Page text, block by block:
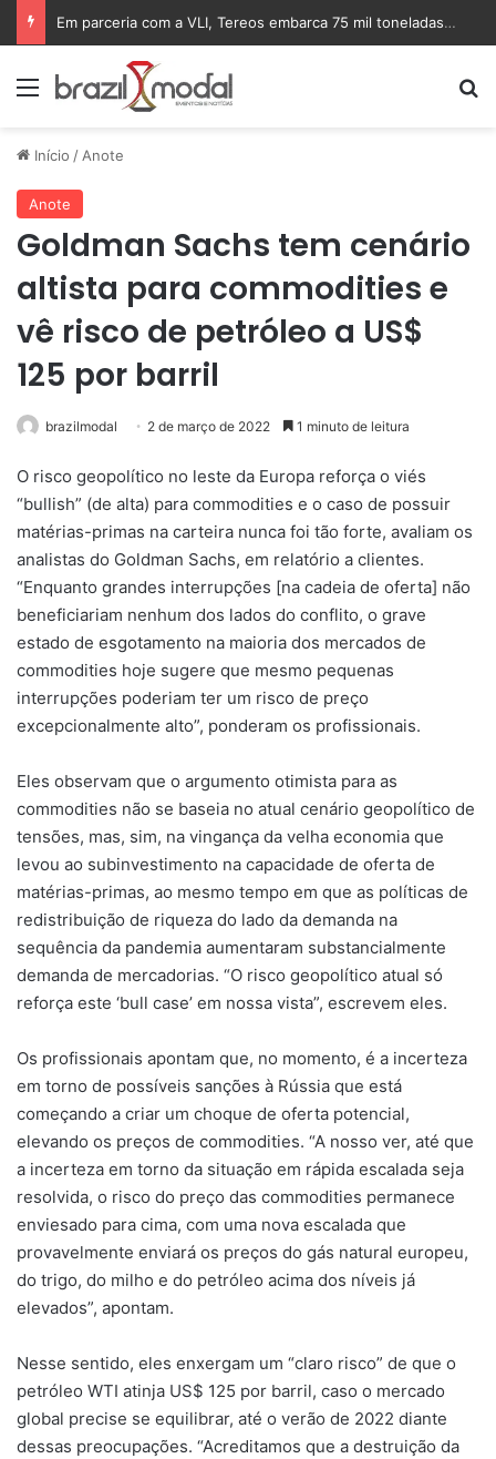
Em parceria com a VLI, Tereos embarca 75 mil toneladas de açúcar VHP para a China
Menu
Início /Anote
Anote
Goldman Sachs tem cenário
altista para commodities e
vê risco de petróleo a US$
125 por barril
brazilmodal 2 de março de 2022 1 minuto de leitura
O risco geopolítico no leste da Europa reforça o viés
“bullish” (de alta) para commodities e o caso de possuir
matérias-primas na carteira nunca foi tão forte, avaliam os
analistas do Goldman Sachs, em relatório a clientes.
“Enquanto grandes interrupções [na cadeia de oferta] não
beneficiariam nenhum dos lados do conflito, o grave
estado de esgotamento na maioria dos mercados de
commodities hoje sugere que mesmo pequenas
interrupções poderiam ter um risco de preço
excepcionalmente alto”, ponderam os profissionais.
Eles observam que o argumento otimista para as
commodities não se baseia no atual cenário geopolítico de
tensões, mas, sim, na vingança da velha economia que
levou ao subinvestimento na capacidade de oferta de
matérias-primas, ao mesmo tempo em que as políticas de
redistribuição de riqueza do lado da demanda na
sequência da pandemia aumentaram substancialmente
demanda de mercadorias. “O risco geopolítico atual só
reforça este ‘bull case’ em nossa vista”, escrevem eles.
Os profissionais apontam que, no momento, é a incerteza
em torno de possíveis sanções à Rússia que está
começando a criar um choque de oferta potencial,
elevando os preços de commodities. “A nosso ver, até que
a incerteza em torno da situação em rápida escalada seja
resolvida, o risco do preço das commodities permanece
enviesado para cima, com uma nova escalada que
provavelmente enviará os preços do gás natural europeu,
do trigo, do milho e do petróleo acima dos níveis já
elevados”, apontam.
Nesse sentido, eles enxergam um “claro risco” de que o
petróleo WTI atinja US$ 125 por barril, caso o mercado
global precise se equilibrar, até o verão de 2022 diante
dessas preocupações. “Acreditamos que a destruição da